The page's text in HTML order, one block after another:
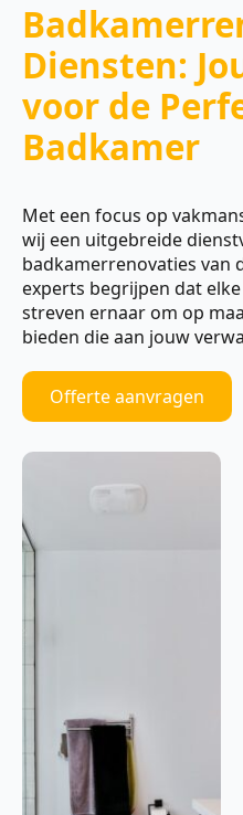
Diensten:
voor de
Badkamer
Met een focus op
wij een uitgebreide
badkamerrenovaties van
experts begrijpen dat
streven ernaar om op
bieden die aan jouw
Offerte aanvragen